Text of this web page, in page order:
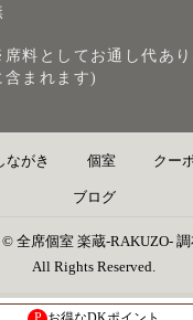
料としてお通し代あ
含まれます)
ながき 個室 クー
ブログ
全席個室 楽蔵‐RAKUZO‐ 調
All Rights Reserved.